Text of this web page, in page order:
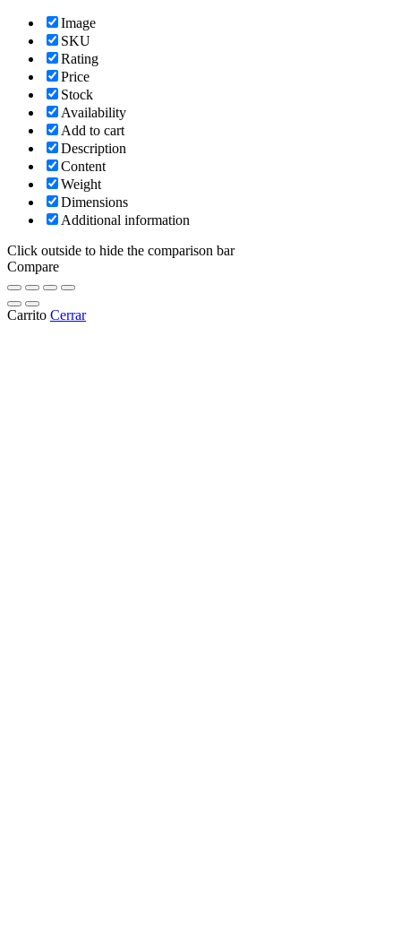
Image
SKU
Rating
Price
Stock
Availability
Add to cart
Description
Content
Weight
Dimensions
Additional information
Click outside to hide the comparison bar
Compare
Carrito Cerrar